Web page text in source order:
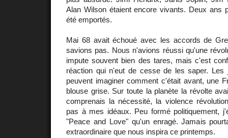
Alan Wilson étaient encore vivants. Deux ans
été emportés.
Mai 68 avait échoué avec les accords de
savions pas. Nous n'avions réussi qu'une
impute souvent bien des tares, mais c'est
réaction qui n'eut de cesse de les saper. Les
peuvent imaginer comment c'était avant, une
blouse grise. Sur toute la planète la révolte
comprenais la nécessité, la violence
pas à mes idéaux. Peu formé politiquement,
"Peace and Love" qu'un enragé. Jamais
extraordinaire que nous inspira ce printemps.